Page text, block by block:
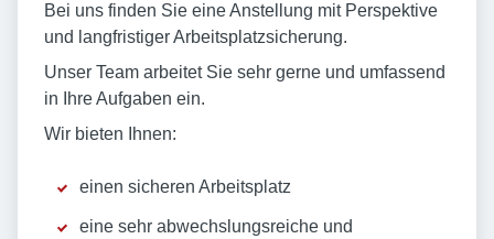
Bei uns finden Sie eine Anstellung mit Perspektive
und langfristiger Arbeitsplatzsicherung.
Unser Team arbeitet Sie sehr gerne und umfassend
in Ihre Aufgaben ein.
Wir bieten Ihnen:
einen sicheren Arbeitsplatz
eine sehr abwechslungsreiche und